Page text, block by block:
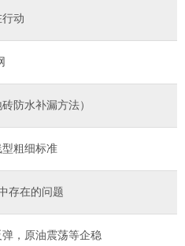
动
防水补漏方法）
型粗细标准
存在的问题
，原油震荡等企稳